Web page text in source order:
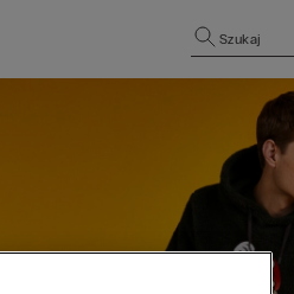
Szukaj